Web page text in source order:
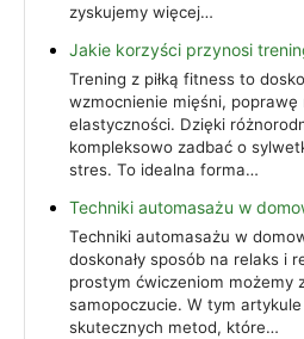
zyskujemy więcej…
Jakie korzyści przynosi
Trening z piłką fitness to
wzmocnienie mięśni, poprawę
elastyczności. Dzięki
kompleksowo zadbać o
stres. To idealna forma…
Techniki automasażu w
Techniki automasażu w
doskonały sposób na relaks i
prostym ćwiczeniom możemy
samopoczucie. W tym
skutecznych metod, które…